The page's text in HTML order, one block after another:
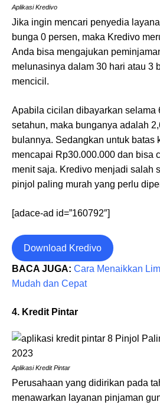
Aplikasi Kredivo
Jika ingin mencari penyedia
bunga 0 persen, maka Kredivo
Anda bisa mengajukan
melunasinya dalam 30 hari atau 3
mencicil.
Apabila cicilan dibayarkan selama
setahun, maka bunganya adalah
bulannya. Sedangkan untuk batas
mencapai Rp30.000.000 dan bisa
menit saja. Kredivo menjadi salah
pinjol paling murah yang perlu
[adace-ad id=”160792″]
Download Kredivo
BACA JUGA: Cara Menaikkan
Mudah dan Cepat
4. Kredit Pintar
Aplikasi Kredit Pintar
Perusahaan yang didirikan pada
menawarkan layanan pinjaman